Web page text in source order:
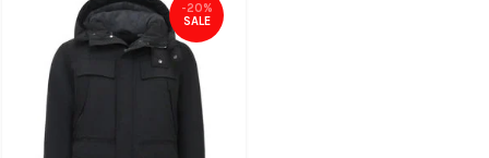
-20%
SALE